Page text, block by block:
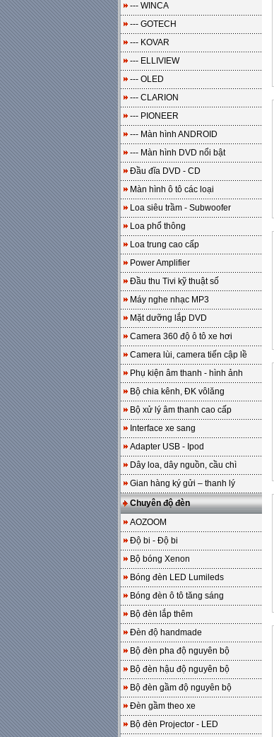
--- WINCA
--- GOTECH
--- KOVAR
--- ELLIVIEW
--- OLED
--- CLARION
--- PIONEER
--- Màn hình ANDROID
--- Màn hình DVD nổi bật
Đầu đĩa DVD - CD
Màn hình ô tô các loại
Loa siêu trầm - Subwoofer
Loa phổ thông
Loa trung cao cấp
Power Amplifier
Đầu thu Tivi kỹ thuật số
Máy nghe nhạc MP3
Mặt dưỡng lắp DVD
Camera 360 độ ô tô xe hơi
Camera lùi, camera tiến cập lề
Phụ kiện âm thanh - hình ảnh
Bộ chia kênh, ĐK vôlăng
Bộ xử lý âm thanh cao cấp
Interface xe sang
Adapter USB - Ipod
Dây loa, dây nguồn, cầu chì
Gian hàng ký gửi – thanh lý
Chuyên độ đèn
AOZOOM
Độ bi - Độ bi
Bộ bóng Xenon
Bóng đèn LED Lumileds
Bóng đèn ô tô tăng sáng
Bộ đèn lắp thêm
Đèn độ handmade
Bộ đèn pha độ nguyên bộ
Bộ đèn hậu độ nguyên bộ
Bộ đèn gầm độ nguyên bộ
Đèn gầm theo xe
Bộ đèn Projector - LED